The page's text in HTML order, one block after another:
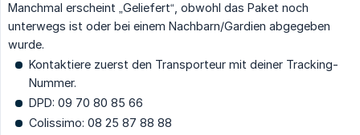
Manchmal erscheint „Geliefert“, obwohl das Paket noch
unterwegs ist oder bei einem Nachbarn/Gardien abgegeben
wurde.
Kontaktiere zuerst den Transporteur mit deiner Tracking-
Nummer.
DPD: 09 70 80 85 66
Colissimo: 08 25 87 88 88